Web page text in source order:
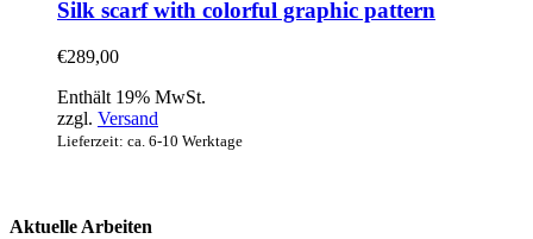
Silk scarf with colorful graphic pattern
€289,00
Enthält 19% MwSt.
zzgl. Versand
Lieferzeit: ca. 6-10 Werktage
Aktuelle Arbeiten